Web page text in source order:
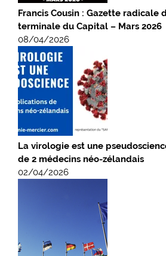
Francis Cousin : Gazette radicale
terminale du Capital – Mars 2026
08/04/2026
La virologie est une
de 2 médecins néo-zélandais
02/04/2026